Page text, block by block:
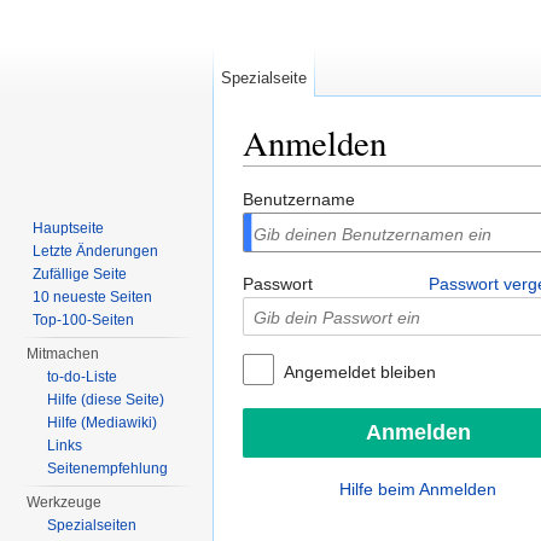
Anmelden
Benutzername
Passwort Passwort
Angemeldet bleiben
Hilfe beim Anmelden
Spezialseite
Hauptseite
Letzte Änderungen
Zufällige Seite
10 neueste Seiten
Top-100-Seiten
Mitmachen
to-do-Liste
Hilfe (diese Seite)
Hilfe (Mediawiki)
Links
Seitenempfehlung
Werkzeuge
Spezialseiten